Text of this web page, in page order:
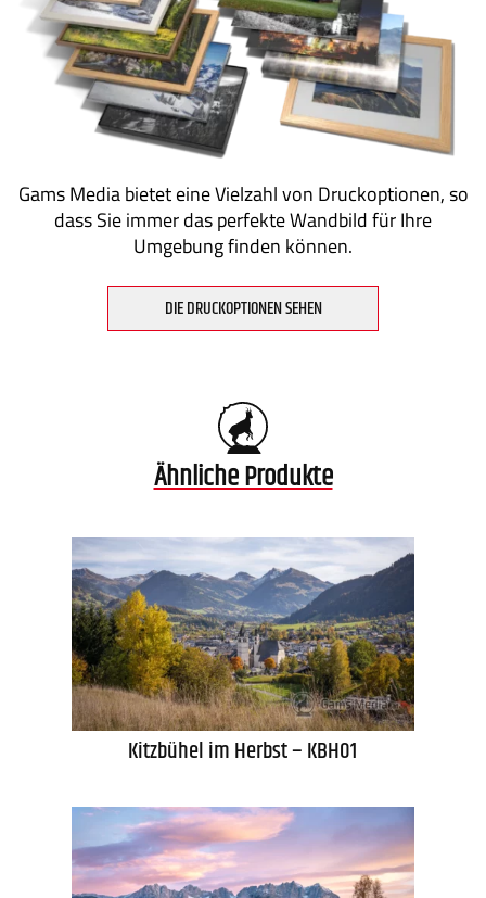
Gams Media bietet eine Vielzahl von Druckoptionen, so
dass Sie immer das perfekte Wandbild für Ihre
Umgebung finden können.
DIE DRUCKOPTIONEN SEHEN
Ähnliche Produkte
Kitzbühel im Herbst – KBH01